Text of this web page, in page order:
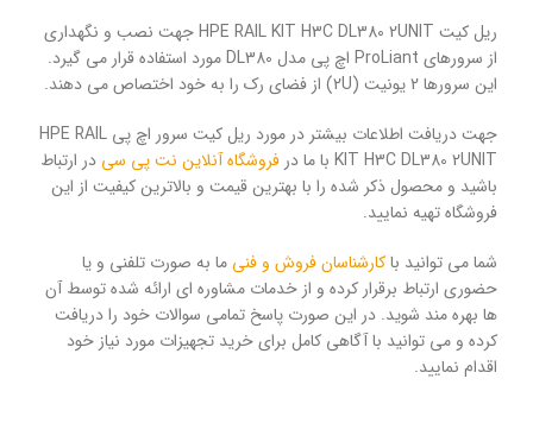
ریل کیت HPE RAIL KIT H3C DL380 2UNIT جهت نصب و نگهداری
از سرورهای ProLiant اچ پی مدل DL380 مورد استفاده قرار می گیرد.
این سرورها 2 یونیت (2U) از فضای رک را به خود اختصاص می دهند.
جهت دریافت اطلاعات بیشتر در مورد ریل کیت سرور اچ پی HPE RAIL
KIT H3C DL380 2UNIT با ما در
فروشگاه آنلاین نت پی سی در ارتباط
باشید و محصول ذکر شده را با بهترین قیمت و بالاترین کیفیت از این
فروشگاه تهیه نمایید.
شما می توانید باکارشناسان فروش و فنی ما به صورت تلفنی و یا
حضوری ارتباط برقرار کرده و از خدمات مشاوره ای ارائه شده توسط آن
ها بهره مند شوید. در این صورت پاسخ تمامی سوالات خود را دریافت
کرده و می توانید با آگاهی کامل برای خرید تجهیزات مورد نیاز خود
اقدام نمایید.